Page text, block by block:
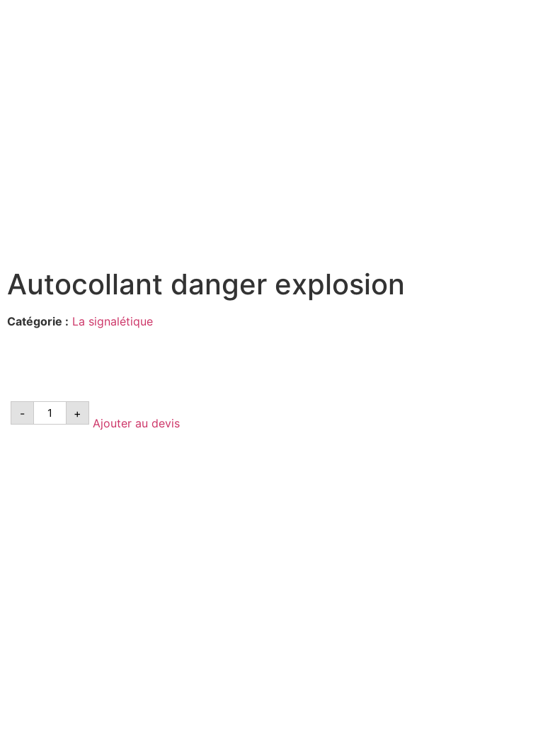
Autocollant danger explosion
Catégorie : La signalétique
- +
Ajouter au devis